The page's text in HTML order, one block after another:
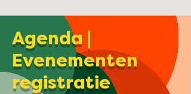
Agenda |
Evenementen
registratie